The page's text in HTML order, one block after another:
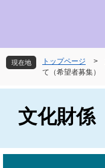
先
頭
を
飛
へ
現在地 トップページ >
て（希望者募集）
文化財係